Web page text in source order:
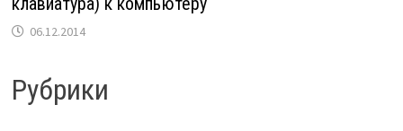
06.12.2014
Рубрики